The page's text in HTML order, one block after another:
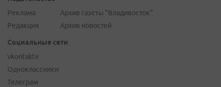
Реклама
Редакция
Архив газеты "Владивосток"
Архив новостей
Социальные сети
vkontakte
Одноклассники
Телеграм